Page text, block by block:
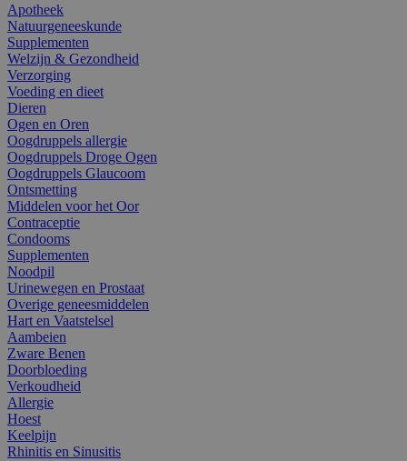
Apotheek
Natuurgeneeskunde
Supplementen
Welzijn & Gezondheid
Verzorging
Voeding en dieet
Dieren
Ogen en Oren
Oogdruppels allergie
Oogdruppels Droge Ogen
Oogdruppels Glaucoom
Ontsmetting
Middelen voor het Oor
Contraceptie
Condooms
Supplementen
Noodpil
Urinewegen en Prostaat
Overige geneesmiddelen
Hart en Vaatstelsel
Aambeien
Zware Benen
Doorbloeding
Verkoudheid
Allergie
Hoest
Keelpijn
Rhinitis en Sinusitis